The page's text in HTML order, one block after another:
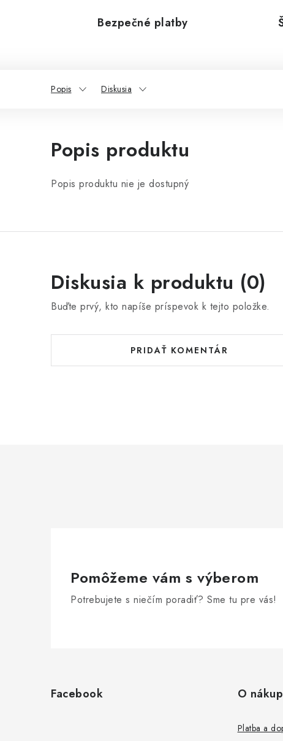
Bezpečné platby
Popis Diskusia
Popis produktu
Popis produktu nie je dostupný
Diskusia k produktu (0)
Buďte prvý, kto napíše príspevok k tejto položke.
PRIDAŤ KOMENTÁR
Pomôžeme vám s výberom
Potrebujete s niečím poradiť? Sme tu pre vás!
Facebook O
Platba a